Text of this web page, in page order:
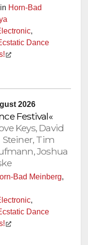
in Horn-Bad
,
Dance
2026
Festival«
Keys, David
Steiner, Tim
Joshua
Bad Meinberg,
,
Dance